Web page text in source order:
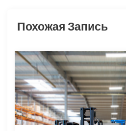
а
и
с
я
Похожая Запись